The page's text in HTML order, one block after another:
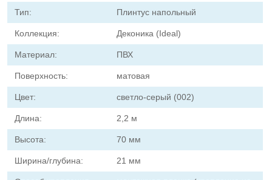
Тип: Плинтус напольный
Коллекция: Деконика (Ideal)
Материал: ПВХ
Поверхность: матовая
Цвет: cветло-серый (002)
Длина: 2,2 м
Высота: 70 мм
Ширина/глубина: 21 мм